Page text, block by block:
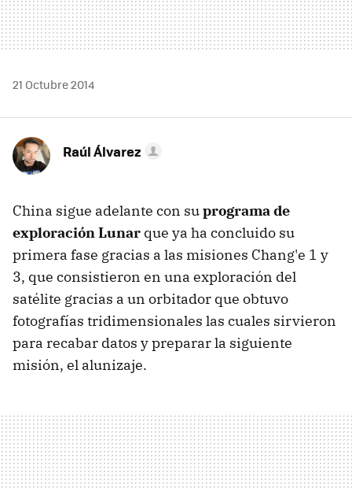
21 Octubre 2014
Raúl Álvarez
China sigue adelante con suprograma de
exploración Lunar que ya ha concluido su
primera fase gracias a las misiones Chang'e 1 y
3, que consistieron en una exploración del
satélite gracias a un orbitador que obtuvo
fotografías tridimensionales las cuales sirvieron
para recabar datos y preparar la siguiente
misión, el alunizaje.